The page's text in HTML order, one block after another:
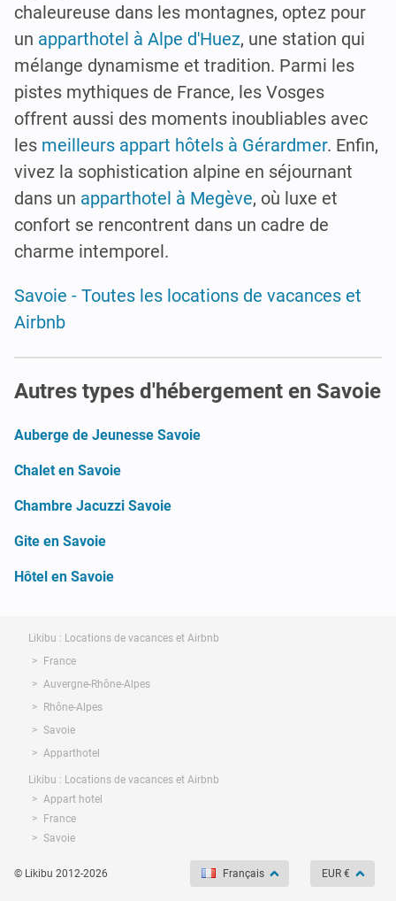
chaleureuse dans les montagnes, optez pour
un apparthotel à Alpe d'Huez, une station qui
mélange dynamisme et tradition. Parmi les
pistes mythiques de France, les Vosges
offrent aussi des moments inoubliables avec
les meilleurs appart hôtels à Gérardmer. Enfin,
vivez la sophistication alpine en séjournant
dans un apparthotel à Megève, où luxe et
confort se rencontrent dans un cadre de
charme intemporel.
Savoie - Toutes les locations de vacances et
Airbnb
Autres types d'hébergement en Savoie
Auberge de Jeunesse Savoie
Chalet en Savoie
Chambre Jacuzzi Savoie
Gite en Savoie
Hôtel en Savoie
Likibu : Locations de vacances et Airbnb
France
Auvergne-Rhône-Alpes
Rhône-Alpes
Savoie
Apparthotel
Likibu : Locations de vacances et Airbnb
Appart hotel
France
Savoie
© Likibu 2012-2026 Français EUR €